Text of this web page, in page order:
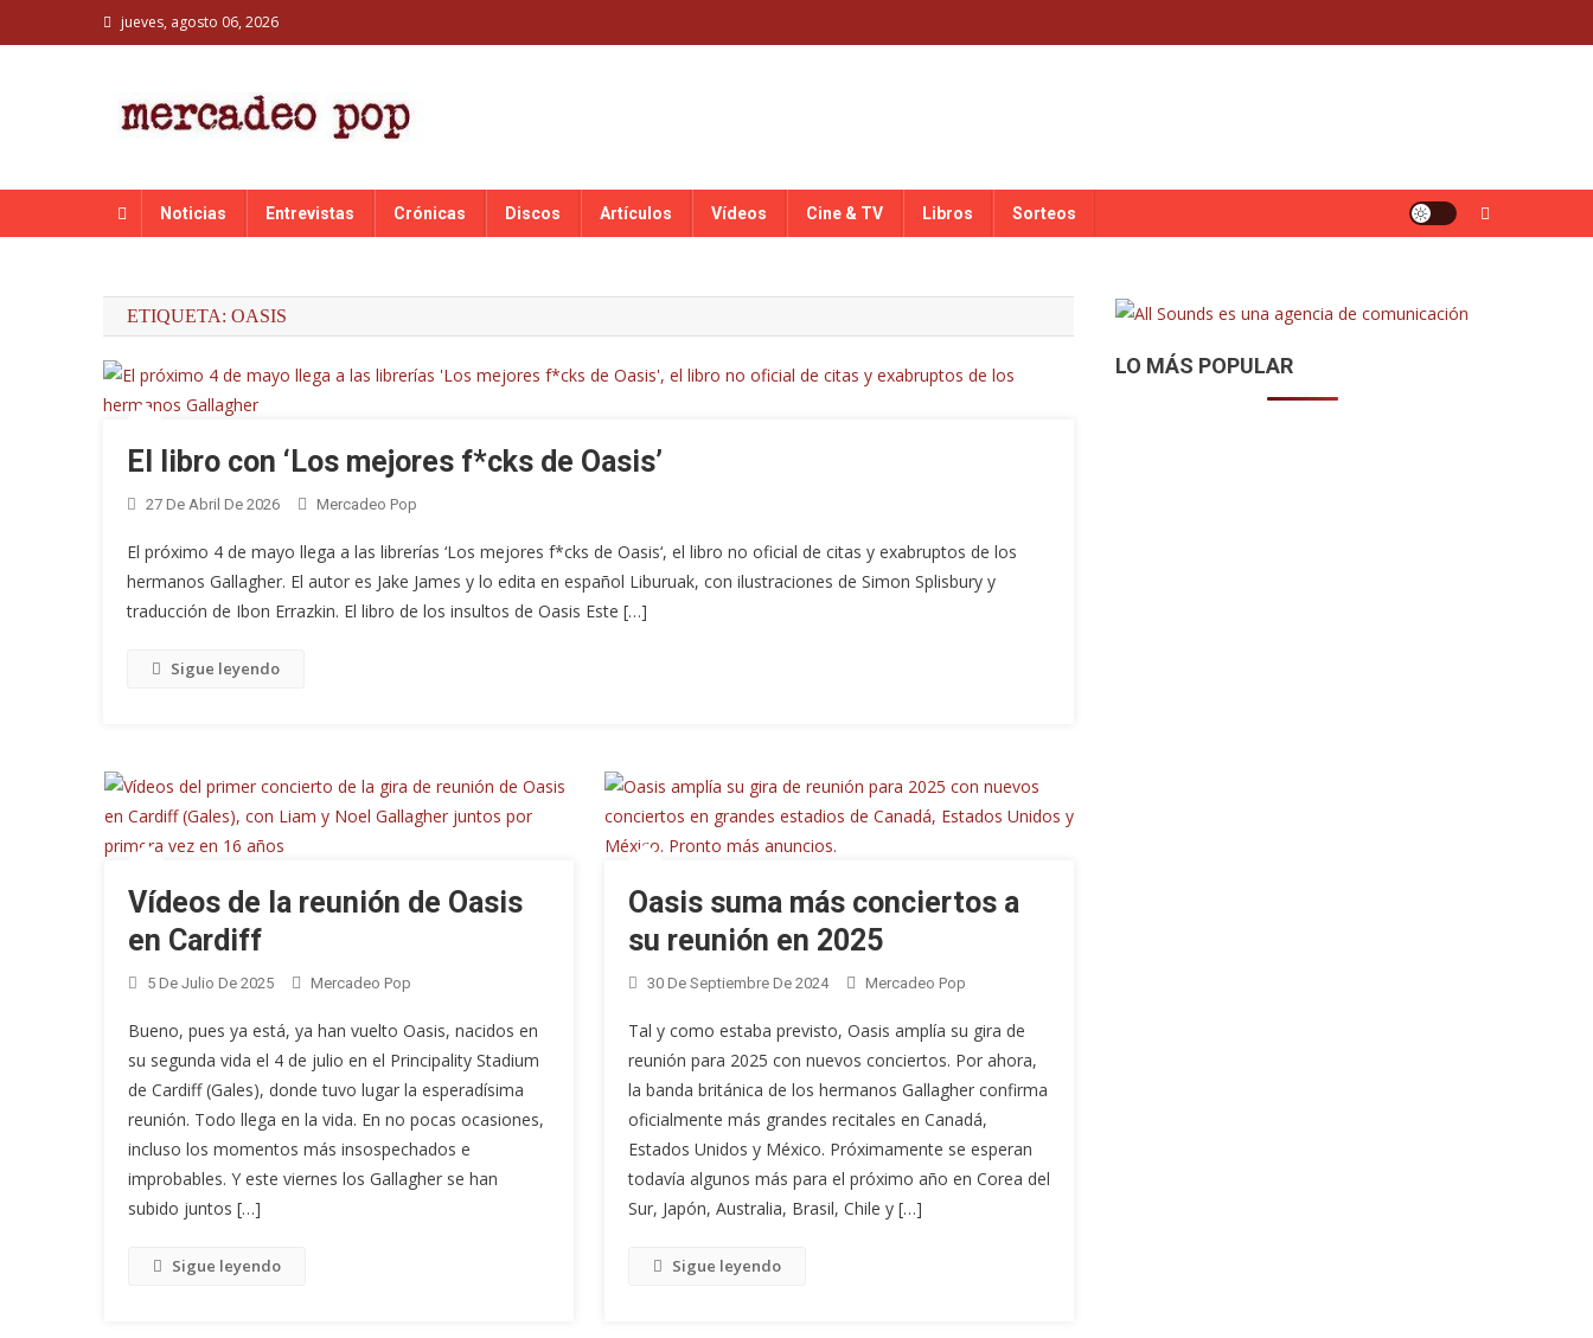
to
jueves, agosto 06, 2026
Noticias Entrevistas Crónicas Discos Artículos Vídeos Cine & TV Libros Sorteos
ETIQUETA: OASIS
El libro con ‘Los mejores f*cks de Oasis’
27 De Abril De 2026 Mercadeo Pop
El próximo 4 de mayo llega a las librerías ‘Los mejores f*cks de Oasis‘, el libro no oficial de citas y exabruptos de los
hermanos Gallagher. El autor es Jake James y lo edita en español Liburuak, con ilustraciones de Simon Splisbury y
traducción de Ibon Errazkin. El libro de los insultos de Oasis Este […]
Sigue leyendo
Vídeos de la reunión de Oasis
en Cardiff
5 De Julio De 2025 Mercadeo Pop
Bueno, pues ya está, ya han vuelto Oasis, nacidos en
su segunda vida el 4 de julio en el Principality Stadium
de Cardiff (Gales), donde tuvo lugar la esperadísima
reunión. Todo llega en la vida. En no pocas ocasiones,
incluso los momentos más insospechados e
improbables. Y este viernes los Gallagher se han
subido juntos […]
Sigue leyendo
Oasis suma más conciertos a
su reunión en 2025
30 De Septiembre De 2024 Mercadeo Pop
Tal y como estaba previsto, Oasis amplía su gira de
reunión para 2025 con nuevos conciertos. Por ahora,
la banda británica de los hermanos Gallagher confirma
oficialmente más grandes recitales en Canadá,
Estados Unidos y México. Próximamente se esperan
todavía algunos más para el próximo año en Corea del
Sur, Japón, Australia, Brasil, Chile y […]
Sigue leyendo
LO MÁS POPULAR